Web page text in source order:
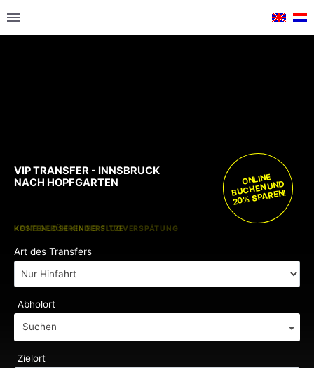
KOSTENLOSE KINDERSITZE
KEINE GEBÜHREN BEI FLUGVERSPÄTUNG
ONLINE
BUCHEN UND
20% SPAREN!
Art des Transfers
Abholort
Suchen
Zielort
VIP TRANSFER - INNSBRUCK
NACH HOPFGARTEN